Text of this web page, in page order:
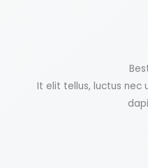
It elit tellus, luctus nec